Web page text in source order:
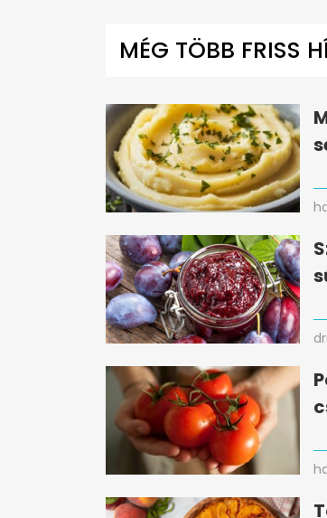
minute,
0%
MÉG TÖBB FRISS